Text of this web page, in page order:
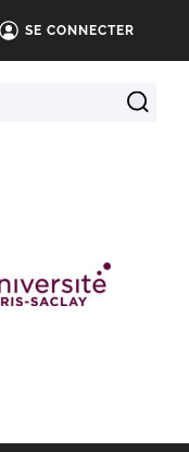
SE CONNECTER